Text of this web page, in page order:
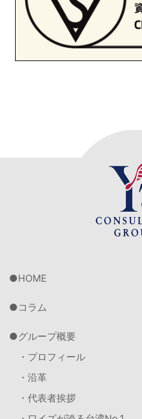
HOME
コラム
グループ概要
・プロフィール
・沿革
・代表者挨拶